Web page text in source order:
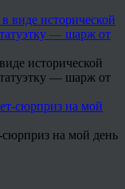
исторической
— шарж от
сюрприз на мой день